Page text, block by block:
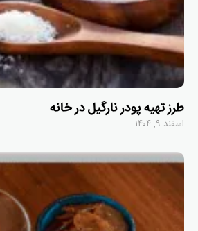
طرز تهیه پودر نارگیل در خانه
اسفند ۹, ۱۴۰۴